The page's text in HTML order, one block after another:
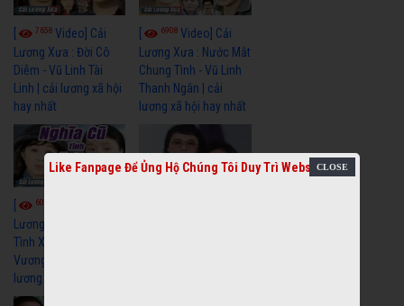
7658 Video] Cải
Lương Xưa : Đời Cô
Diễm - Vũ Linh Tài
Linh | cải lương xã hội
hay nhất
6908Video] Cải
Lương Xưa : Nước Mắt
Chung Tình - Vũ Linh
Thanh Ngân | cải
lương xã hội hay nhất
6047
Lương Xưa : Nghĩa Cũ
Tình Xưa - Minh
Vương Thoại Mỹ | cải
lương xã hội hay nhất
Like Fanpage Để Ủng Hộ Chúng Tôi Duy Trì Website